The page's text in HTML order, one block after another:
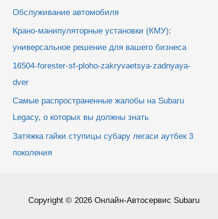
Обслуживание автомобиля
Крано-манипуляторные установки (КМУ):
универсальное решение для вашего бизнеса
16504-forester-sf-ploho-zakryvaetsya-zadnyaya-
dver
Самые распространенные жалобы на Subaru
Legacy, о которых вы должны знать
Затяжка гайки ступицы субару легаси аутбек 3
поколения
Copyright © 2026 Онлайн-Автосервис Subaru